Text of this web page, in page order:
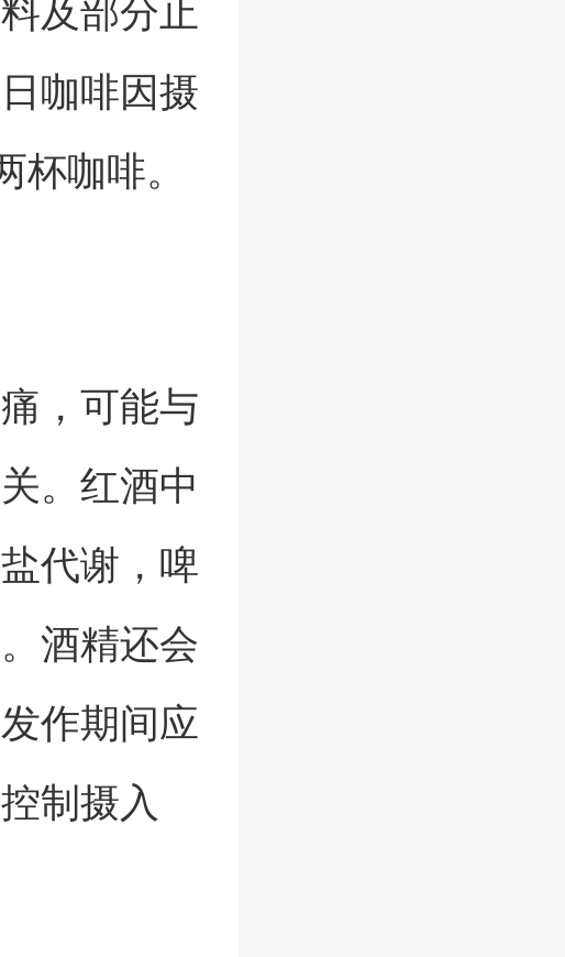
及部分止
咖啡因摄
咖啡。
，可能与
。红酒中
代谢，啤
酒精还会
作期间应
制摄入